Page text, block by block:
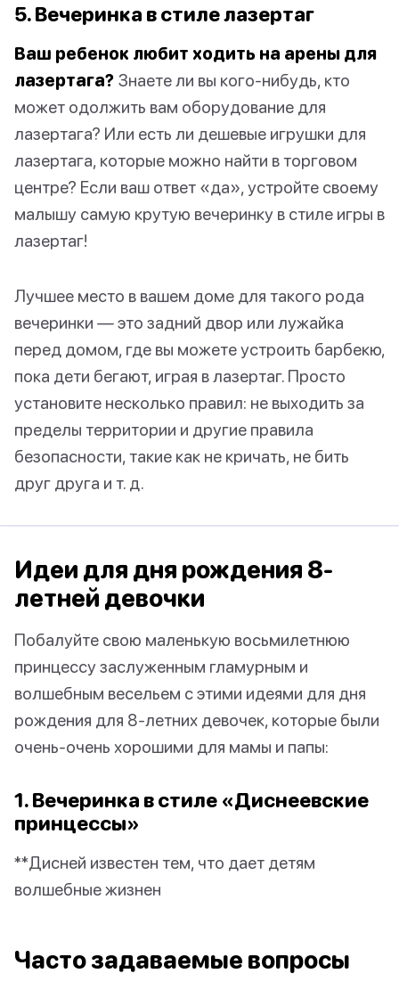
5. Вечеринка в стиле лазертаг
Ваш ребенок любит ходить на арены для
лазертага? Знаете ли вы кого-нибудь, кто
может одолжить вам оборудование для
лазертага? Или есть ли дешевые игрушки для
лазертага, которые можно найти в торговом
центре? Если ваш ответ «да», устройте своему
малышу самую крутую вечеринку в стиле игры в
лазертаг!
Лучшее место в вашем доме для такого рода
вечеринки — это задний двор или лужайка
перед домом, где вы можете устроить барбекю,
пока дети бегают, играя в лазертаг. Просто
установите несколько правил: не выходить за
пределы территории и другие правила
безопасности, такие как не кричать, не бить
друг друга и т. д.
Идеи для дня рождения 8-
летней девочки
Побалуйте свою маленькую восьмилетнюю
принцессу заслуженным гламурным и
волшебным весельем с этими идеями для дня
рождения для 8-летних девочек, которые были
очень-очень хорошими для мамы и папы:
1. Вечеринка в стиле «Диснеевские
принцессы»
**Дисней известен тем, что дает детям
волшебные жизнен
Часто задаваемые вопросы